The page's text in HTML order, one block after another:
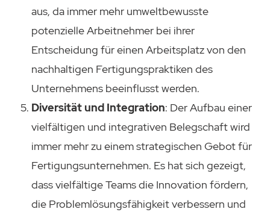
aus, da immer mehr umweltbewusste
potenzielle Arbeitnehmer bei ihrer
Entscheidung für einen Arbeitsplatz von den
nachhaltigen Fertigungspraktiken des
Unternehmens beeinflusst werden.
Diversität und Integration: Der Aufbau einer
vielfältigen und integrativen Belegschaft wird
immer mehr zu einem strategischen Gebot für
Fertigungsunternehmen. Es hat sich gezeigt,
dass vielfältige Teams die Innovation fördern,
die Problemlösungsfähigkeit verbessern und